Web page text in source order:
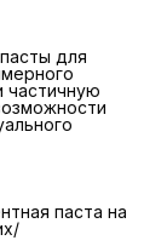
для
частичную
паста на